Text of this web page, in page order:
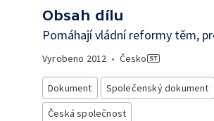
Obsah dílu
Pomáhají vládní reformy těm,
Vyrobeno 2012 • Česko
Dokument Společenský dokument
Česká společnost